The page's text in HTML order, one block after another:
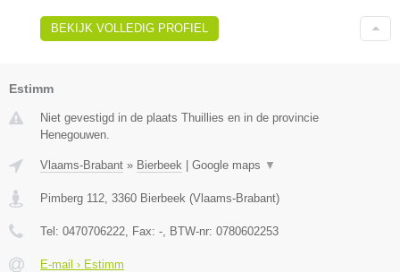
BEKIJK VOLLEDIG PROFIEL
Estimm
Niet gevestigd in de plaats Thuillies en in de provincie
Henegouwen.
Vlaams-Brabant » Bierbeek Google maps ▼
Pimberg 112 3360 Bierbeek (Vlaams-Brabant)
Tel: 0470706222 , Fax: - , BTW-nr: 0780602253
E-mail › Estimm